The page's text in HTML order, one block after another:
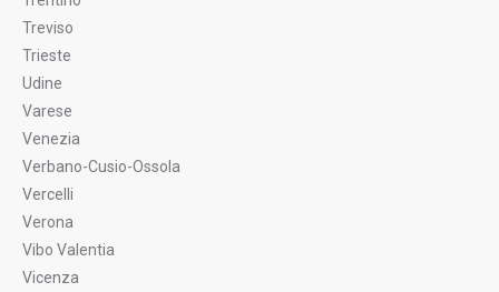
Treviso
Trieste
Udine
Varese
Venezia
Verbano-Cusio-Ossola
Vercelli
Verona
Vibo Valentia
Vicenza